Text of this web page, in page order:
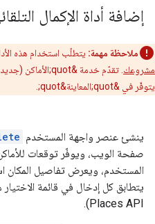
إضافة أداة الإكمال
ملاحظة مهمة: يتطلّب استخدام هذه
مشروعك. تقدّم خدمة &quot;الأماكن (جديدة)&quot;
يتوفّر في &quot;المعاينة&quot;.
ينشئ عنصر واجهة المستخدم
صفحة الويب، ويوفّر توقعات
المستخدم، ويعرض تفاصيل المكان
يتطابق كل إدخال في قائمة
Places API).